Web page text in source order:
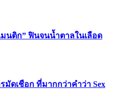
นติก” ฟินจนน้ำตาลในเลือด
มัดเชือก ที่มากกว่าคำว่า Sex